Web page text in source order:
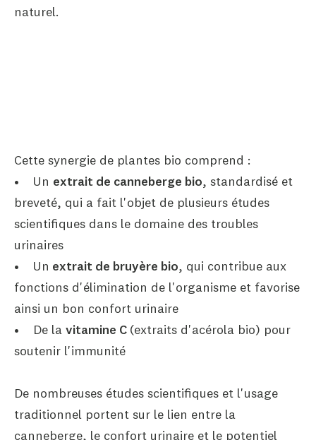
naturel.
Cette synergie de plantes bio comprend :
• Un extrait de canneberge bio, standardisé et
breveté, qui a fait l'objet de plusieurs études
scientifiques dans le domaine des troubles
urinaires
• Un extrait de bruyère bio, qui contribue aux
fonctions d'élimination de l'organisme et favorise
ainsi un bon confort urinaire
• De la vitamine C (extraits d'acérola bio) pour
soutenir l'immunité
De nombreuses études scientifiques et l'usage
traditionnel portent sur le lien entre la
canneberge, le confort urinaire et le potentiel